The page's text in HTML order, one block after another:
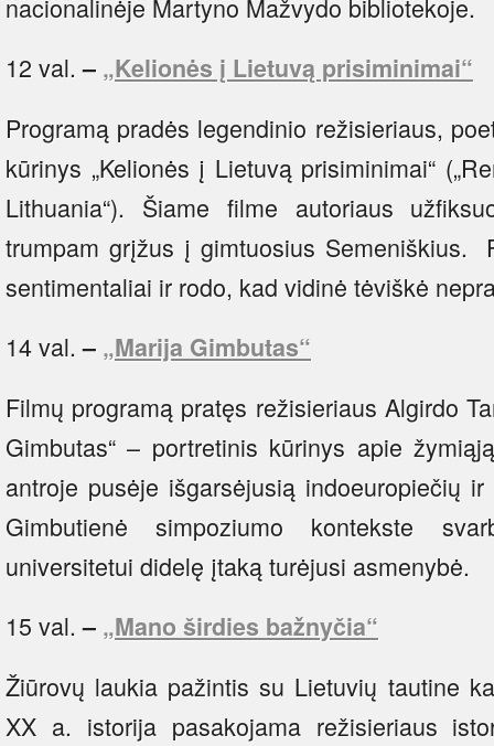
nacionalinėje Martyno Mažvydo bibliotekoje.
12 val. – „Kelionės į Lietuvą prisiminimai“
Programą pradės legendinio režisieriaus,
kūrinys „Kelionės į Lietuvą prisiminimai“
Lithuania“). Šiame filme autoriaus
trumpam grįžus į gimtuosius Semeniškius.
sentimentaliai ir rodo, kad vidinė tėviškė
14 val. – „Marija Gimbutas“
Filmų programą pratęs režisieriaus Algirdo
Gimbutas“ – portretinis kūrinys apie
antroje pusėje išgarsėjusią indoeuropiečių
Gimbutienė simpoziumo kontekste
universitetui didelę įtaką turėjusi asmenybė.
15 val. – „Mano širdies bažnyčia“
Žiūrovų laukia pažintis su Lietuvių tautine
XX a. istorija pasakojama režisieriaus